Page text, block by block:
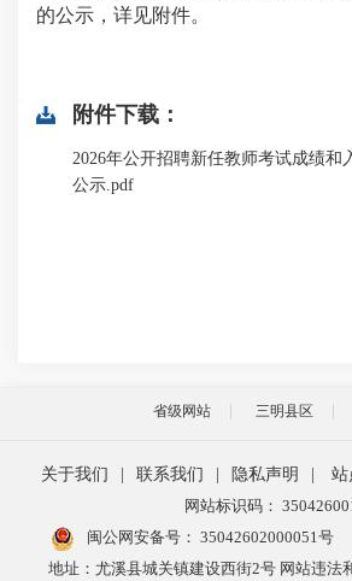
的公示，详见附件。
附件下载：
2026年公开招聘新任教师考试成绩和
公示.pdf
省级网站 三明县区
关于我们 联系我们 隐私声明 站
网站标识码：
闽公网安备号： 35042602000051号
地址：尤溪县城关镇建设西街2号 网站违法